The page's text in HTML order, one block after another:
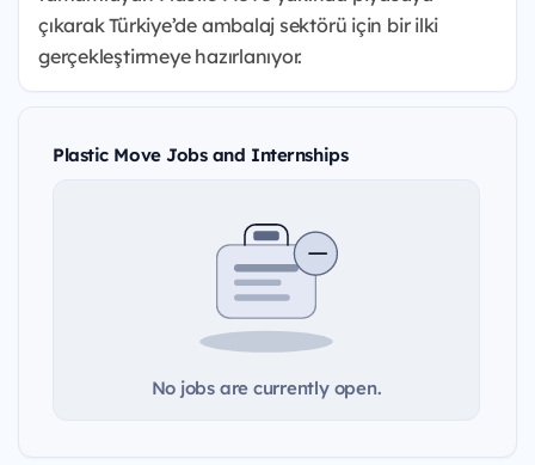
çıkarak Türkiye’de ambalaj sektörü için bir ilki
gerçekleştirmeye hazırlanıyor.
Plastic Move Jobs and Internships
No jobs are currently open.